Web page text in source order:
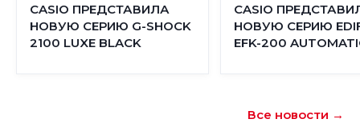
CASIO ПРЕДСТАВИЛА
НОВУЮ СЕРИЮ G-SHOCK
2100 LUXE BLACK
CASIO
НОВУЮ СЕРИЮ
EFK-200
Все новости →